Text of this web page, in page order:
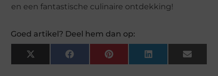
en een fantastische culinaire ontdekking!
Goed artikel? Deel hem dan op:
X
(Twitter)
Facebook Pinterest LinkedIn Email